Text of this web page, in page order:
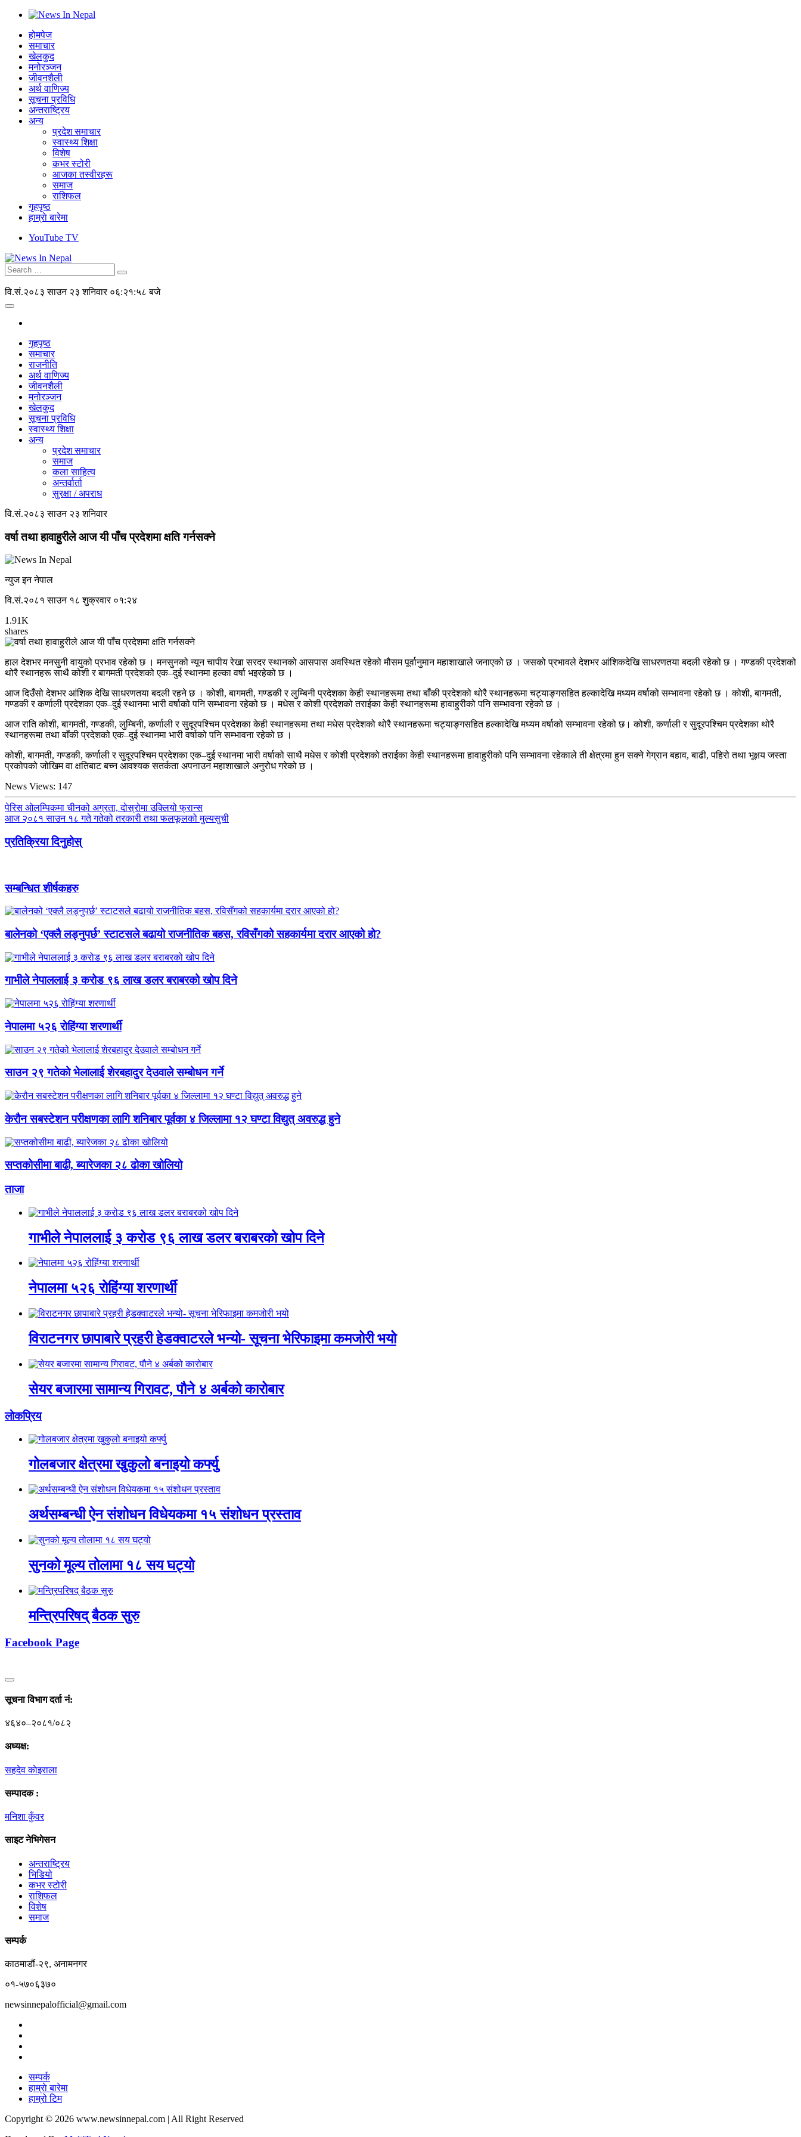
होमपेज
समाचार
खेलकुद
मनोरञ्जन
जीवनशैली
अर्थ वाणिज्य
सूचना प्रविधि
अन्तराष्ट्रिय
अन्य
प्रदेश समाचार
स्वास्थ्य शिक्षा
विशेष
कभर स्टोरी
आजका तस्वीरहरू
समाज
राशिफल
गृहपृष्ठ
हाम्राे बारेमा
YouTube TV
वि.सं.२०८३ साउन २३ शनिवार ०६:२१:५८ बजे
गृहपृष्ठ
समाचार
राजनीति
अर्थ वाणिज्य
जीवनशैली
मनोरञ्जन
खेलकुद
सूचना प्रविधि
स्वास्थ्य शिक्षा
अन्य
प्रदेश समाचार
समाज
कला साहित्य
अन्तर्वार्ता
सुरक्षा / अपराध
वि.सं.२०८३ साउन २३ शनिवार
वर्षा तथा हावाहुरीले आज यी पाँच प्रदेशमा क्षति गर्नसक्ने
न्युज इन नेपाल
वि.सं.२०८१ साउन १८ शुक्रवार ०१:२४
1.91K
shares
हाल देशभर मनसुनी वायुको प्रभाव रहेको छ । मनसुनको न्यून चापीय रेखा सरदर स्थानको आसपास अवस्थित रहेको मौसम पूर्वानुमान महाशाखाले जनाएको छ । जसको प्रभावले देशभर आंशिकदेखि साधरणतया बदली रहेको छ । गण्डकी प्रदेशको
थोरै स्थानहरू साथै कोशी र बागमती प्रदेशको एक–दुई स्थानमा हल्का वर्षा भइरहेको छ ।
आज दिउँसो देशभर आंशिक देखि साधरणतया बदली रहने छ । कोशी, बागमती, गण्डकी र लुम्बिनी प्रदेशका केही स्थानहरूमा तथा बाँकी प्रदेशको थोरै स्थानहरूमा चट्याङ्गसहित हल्कादेखि मध्यम वर्षाको सम्भावना रहेको छ । कोशी, बागमती,
गण्डकी र कर्णाली प्रदेशका एक–दुई स्थानमा भारी वर्षाको पनि सम्भावना रहेको छ । मधेस र कोशी प्रदेशको तराईका केही स्थानहरूमा हावाहुरीको पनि सम्भावना रहेको छ ।
आज राति कोशी, बागमती, गण्डकी, लुम्बिनी, कर्णाली र सुदूरपश्चिम प्रदेशका केही स्थानहरूमा तथा मधेस प्रदेशको थोरै स्थानहरूमा चट्याङ्गसहित हल्कादेखि मध्यम वर्षाको सम्भावना रहेको छ। कोशी, कर्णाली र सुदूरपश्चिम प्रदेशका थोरै
स्थानहरूमा तथा बाँकी प्रदेशको एक–दुई स्थानमा भारी वर्षाको पनि सम्भावना रहेको छ ।
कोशी, बागमती, गण्डकी, कर्णाली र सुदूरपश्चिम प्रदेशका एक–दुई स्थानमा भारी वर्षाको साथै मधेस र कोशी प्रदेशको तराईका केही स्थानहरूमा हावाहुरीको पनि सम्भावना रहेकाले ती क्षेत्रमा हुन सक्ने गेग्रान बहाव, बाढी, पहिरो तथा भूक्षय जस्ता
प्रकोपको जोखिम वा क्षतिबाट बच्न आवश्यक सतर्कता अपनाउन महाशाखाले अनुरोध गरेको छ ।
News Views: 147
पेरिस ओलम्पिकमा चीनको अग्रता, दोस्रोमा उक्लियो फ्रान्स
आज २०८१ साउन १८ गते गतेको तरकारी तथा फलफूलको मुल्यसुची
प्रतिक्रिया दिनुहोस्
सम्बन्धित शीर्षकहरु
बालेनको ‘एक्लै लड्नुपर्छ’ स्टाटसले बढायो राजनीतिक बहस, रविसँगको सहकार्यमा दरार आएको हो?
गाभीले नेपाललाई ३ करोड ९६ लाख डलर बराबरको खोप दिने
नेपालमा ५२६ रोहिंग्या शरणार्थी
साउन २९ गतेको भेलालाई शेरबहादुर देउवाले सम्बोधन गर्ने
केरौन सबस्टेशन परीक्षणका लागि शनिबार पूर्वका ४ जिल्लामा १२ घण्टा विद्युत् अवरुद्ध हुने
सप्तकोसीमा बाढी, ब्यारेजका २८ ढोका खोलियो
ताजा
गाभीले नेपाललाई ३ करोड ९६ लाख डलर बराबरको खोप दिने
नेपालमा ५२६ रोहिंग्या शरणार्थी
विराटनगर छापाबारे प्रहरी हेडक्वाटरले भन्यो- सूचना भेरिफाइमा कमजोरी भयो
सेयर बजारमा सामान्य गिरावट, पौने ४ अर्बको कारोबार
लाेकप्रिय
गोलबजार क्षेत्रमा खुकुलो बनाइयो कर्फ्यु
अर्थसम्बन्धी ऐन संशोधन विधेयकमा १५ संशोधन प्रस्ताव
सुनको मूल्य तोलामा १८ सय घट्यो
मन्त्रिपरिषद् बैठक सुरु
Facebook Page
सूचना विभाग दर्ता नं‍:
४६४०–२०८१/०८२
अध्यक्ष:
सहदेव काेइराला
सम्पादक :
मनिशा कुँवर
साइट नेभिगेसन
अन्तराष्ट्रिय
भिडियो
कभर स्टोरी
राशिफल
विशेष
समाज
सम्पर्क
काठमाडौं-२९, अनामनगर
०१-५७०६३७०
newsinnepalofficial@gmail.com
सम्पर्क
हाम्राे बारेमा
हाम्रो टिम
Copyright © 2026 www.newsinnepal.com | All Right Reserved